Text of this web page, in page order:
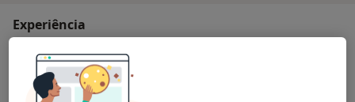
Experiência
Afasia
Transtornos Da Comunicação
Distúrbios Da Fala